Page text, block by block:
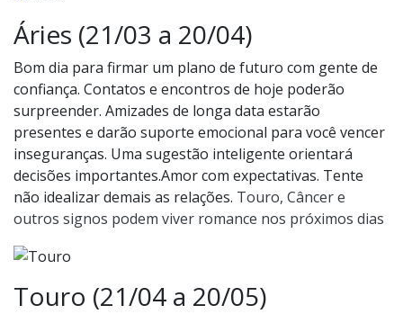
Áries (21/03 a 20/04)
Bom dia para firmar um plano de futuro com gente de
confiança. Contatos e encontros de hoje poderão
surpreender. Amizades de longa data estarão
presentes e darão suporte emocional para você vencer
inseguranças. Uma sugestão inteligente orientará
decisões importantes.Amor com expectativas. Tente
não idealizar demais as relações. Touro, Câncer e
outros signos podem viver romance nos próximos dias
Touro (21/04 a 20/05)